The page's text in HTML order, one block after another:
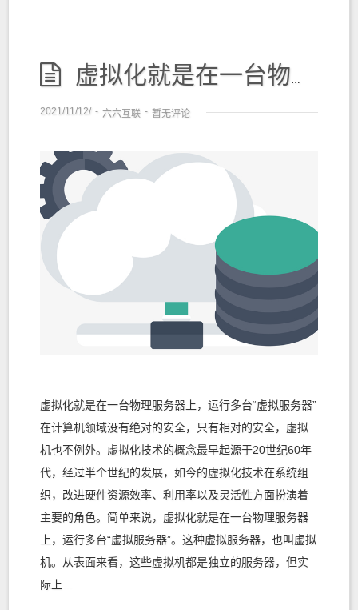
虚拟化就是在一台物理服务器上，运行多台“虚拟服务器”
2021/11/12/ - 六六互联 - 暂无评论
虚拟化就是在一台物理服务器上，运行多台“虚拟服务器”
在计算机领域没有绝对的安全，只有相对的安全，虚拟
机也不例外。虚拟化技术的概念最早起源于20世纪60年
代，经过半个世纪的发展，如今的虚拟化技术在系统组
织，改进硬件资源效率、利用率以及灵活性方面扮演着
主要的角色。简单来说，虚拟化就是在一台物理服务器
上，运行多台“虚拟服务器”。这种虚拟服务器，也叫虚拟
机。从表面来看，这些虚拟机都是独立的服务器，但实
际上...